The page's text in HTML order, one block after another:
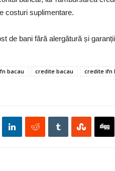
costuri suplimentare.
de bani fără alergătură și
bacau credite bacau credite ifn